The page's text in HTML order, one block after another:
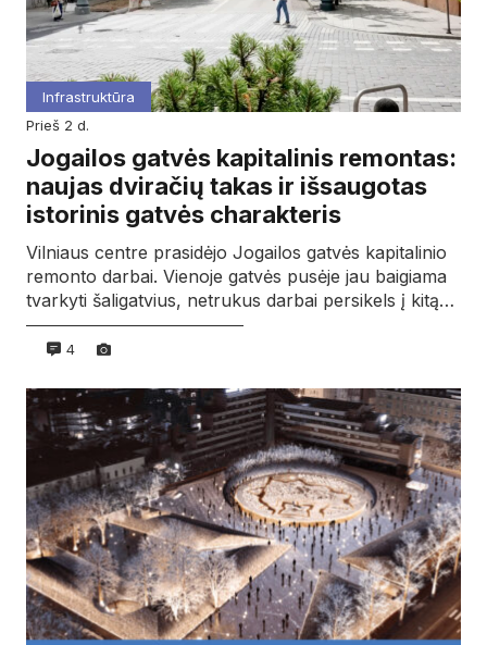
Infrastruktūra
prieš 2 d.
Jogailos gatvės kapitalinis remontas:
naujas dviračių takas ir išsaugotas
istorinis gatvės charakteris
Vilniaus centre prasidėjo Jogailos gatvės kapitalinio
remonto darbai. Vienoje gatvės pusėje jau baigiama
tvarkyti šaligatvius, netrukus darbai persikels į kitą…
4